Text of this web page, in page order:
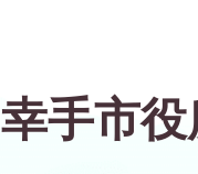
幸手市役